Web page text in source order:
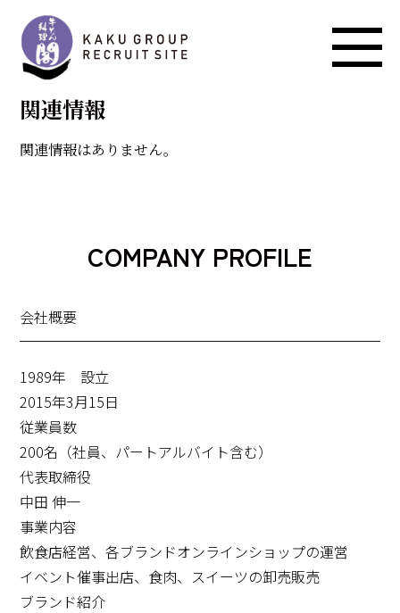
現在新着情報はありません。
関連情報
関連情報はありません。
COMPANY PROFILE
会社概要
1989年 設立
2015年3月15日
従業員数
200名（社員、パートアルバイト含む）
代表取締役
中田 伸一
事業内容
飲食店経営、各ブランドオンラインショップの運営
イベント催事出店、食肉、スイーツの卸売販売
ブランド紹介